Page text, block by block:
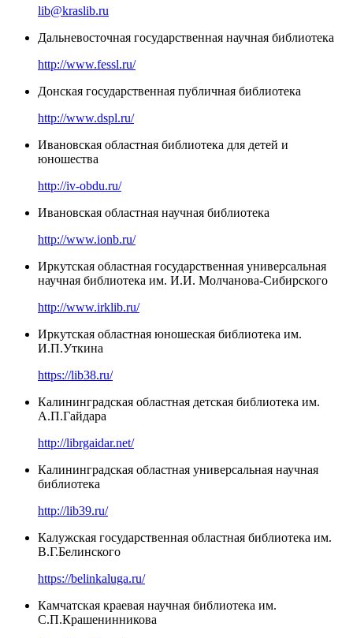
lib@kraslib.ru
Дальневосточная государственная научная библиотека
http://www.fessl.ru/
Донская государственная публичная библиотека
http://www.dspl.ru/
Ивановская областная библиотека для детей и
юношества
http://iv-obdu.ru/
Ивановская областная научная библиотека
http://www.ionb.ru/
Иркутская областная государственная универсальная
научная библиотека им. И.И. Молчанова-Сибирского
http://www.irklib.ru/
Иркутская областная юношеская библиотека им.
И.П.Уткина
https://lib38.ru/
Калининградская областная детская библиотека им.
А.П.Гайдара
http://librgaidar.net/
Калининградская областная универсальная научная
библиотека
http://lib39.ru/
Калужская государственная областная библиотека им.
В.Г.Белинского
https://belinkaluga.ru/
Камчатская краевая научная библиотека им.
С.П.Крашенинникова